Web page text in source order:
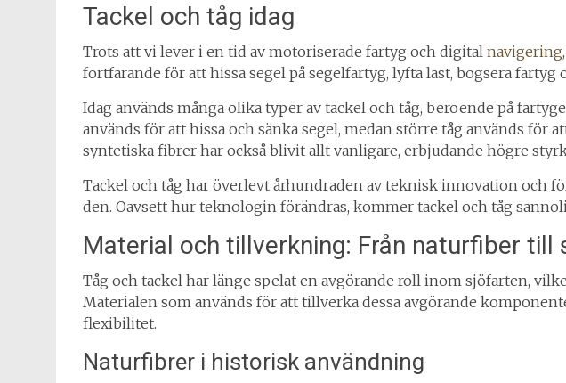
Tackel och tåg idag
Trots att vi lever i en tid av motoriserade fartyg och digital navigering
fortfarande för att hissa segel på segelfartyg, lyfta last, bogsera fartyg
Idag används många olika typer av tackel och tåg, beroende på
används för att hissa och sänka segel, medan större tåg används
syntetiska fibrer har också blivit allt vanligare, erbjudande högre
Tackel och tåg har överlevt århundraden av teknisk innovation och
den. Oavsett hur teknologin förändras, kommer tackel och tåg
Material och tillverkning: Från naturfiber till
Tåg och tackel har länge spelat en avgörande roll inom sjöfarten,
Materialen som används för att tillverka dessa avgörande
flexibilitet.
Naturfibrer i historisk användning